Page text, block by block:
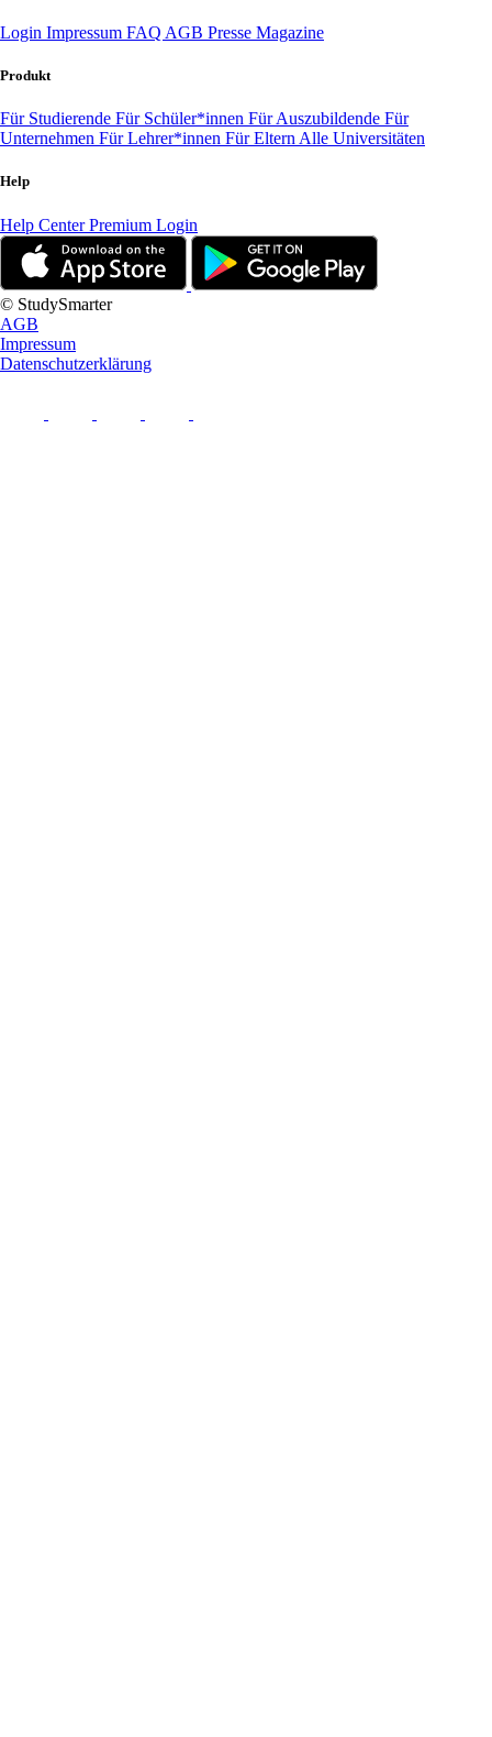
Login Impressum FAQ AGB Presse Magazine
Produkt
Für Studierende Für Schüler*innen Für Auszubildende Für
Unternehmen Für Lehrer*innen Für Eltern Alle Universitäten
Help
Help CenterPremium Login
© StudySmarter
AGB
Impressum
Datenschutzerklärung